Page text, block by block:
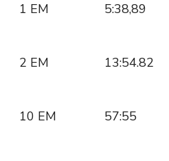
1 EM 5:38,89
2 EM 13:54.82
10 EM 57:55